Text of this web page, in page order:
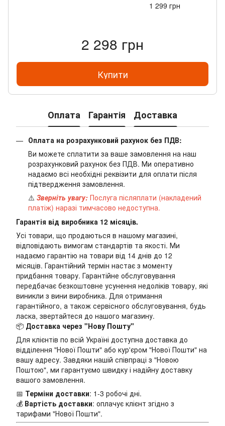
1 299 грн
2 298 грн
Купити
Оплата Гарантія Доставка
Оплата на розрахунковий рахунок без ПДВ:
Ви можете сплатити за ваше замовлення на наш
розрахунковий рахунок без ПДВ. Ми оперативно
надаємо всі необхідні реквізити для оплати після
підтвердження замовлення.
⚠️ Зверніть увагу: Послуга післяплати (накладений
платіж) наразі тимчасово недоступна.
Гарантія від виробника 12 місяців.
Усі товари, що продаються в нашому магазині,
відповідають вимогам стандартів та якості. Ми
надаємо гарантію на товари від 14 днів до 12
місяців. Гарантійний термін настає з моменту
придбання товару. Гарантійне обслуговування
передбачає безкоштовне усунення недоліків товару, які
виникли з вини виробника. Для отримання
гарантійного, а також сервісного обслуговування, будь
ласка, звертайтеся до нашого магазину.
📦 Доставка через "Нову Пошту"
Для клієнтів по всій Україні доступна доставка до
відділення "Нової Пошти" або кур'єром "Нової Пошти" на
вашу адресу. Завдяки нашій співпраці з "Новою
Поштою", ми гарантуємо швидку і надійну доставку
вашого замовлення.
📅 Терміни доставки: 1-3 робочі дні.
💰 Вартість доставки: оплачує клієнт згідно з
тарифами "Нової Пошти".